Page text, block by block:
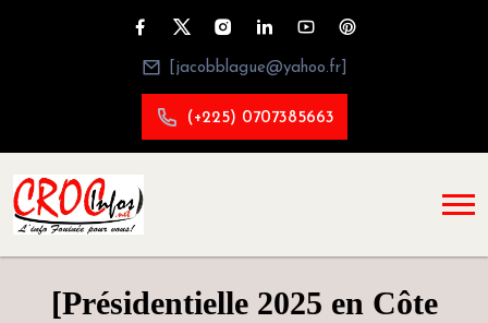
[jacobblague@yahoo.fr]
(+225) 0707385663
[Présidentielle 2025 en Côte